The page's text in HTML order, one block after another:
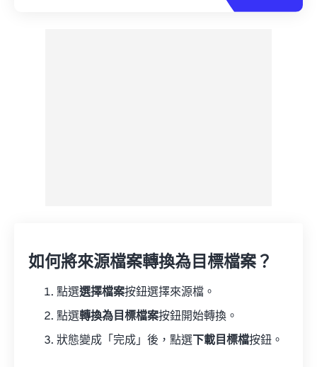
如何將來源檔案轉換為目標檔案？
點選選擇檔案按鈕選擇來源檔。
點選轉換為目標檔案按鈕開始轉換。
狀態變成「完成」後，點選 下載目標檔按鈕。